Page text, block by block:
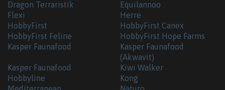
Dragon Terraristik
Equilannoo
Flexi
Herre
HobbyFirst
HobbyFirst Canex
HobbyFirst Feline
HobbyFirst Hope Farms
Kasper Faunafood
Kasper Faunafood
(Akwavit)
Kasper Faunafood
Hobbyline
Kiwi Walker
Kong